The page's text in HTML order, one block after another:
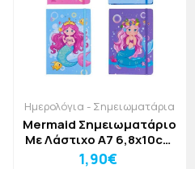
Ημερολόγια - Σημειωματάρια
Mermaid Σημειωματάριο
Με Λάστιχο Α7 6,8x10cm
80Φύλλα Tesoro Μωβ
1,90€